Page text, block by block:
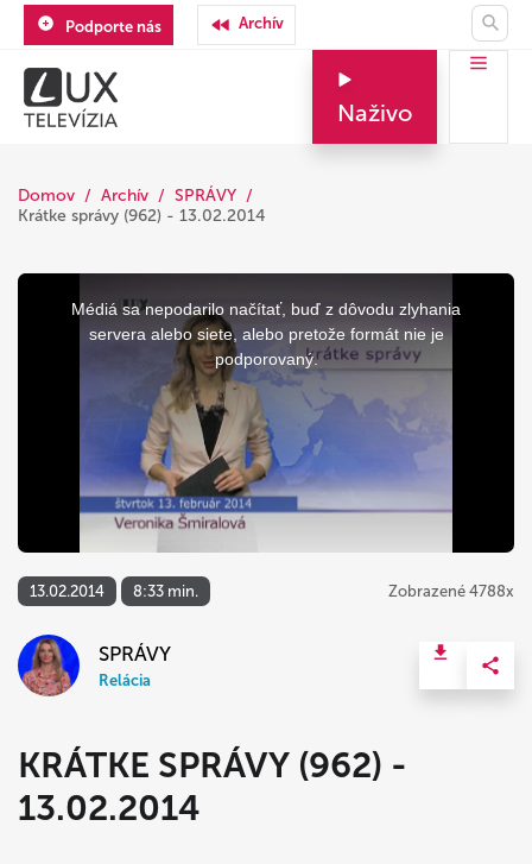
Podporte nás Archív
Naživo
Domov Archív
SPRÁVY
Krátke správy (962) - 13.02.2014
This
Médiá sa nepodarilo načítať, buď z dôvodu zlyhania
servera alebo siete, alebo pretože formát nie je
podporovaný.
13.02.2014 8:33 min. Zobrazené 4788x
SPRÁVY
Relácia
KRÁTKE SPRÁVY (962) -
13.02.2014